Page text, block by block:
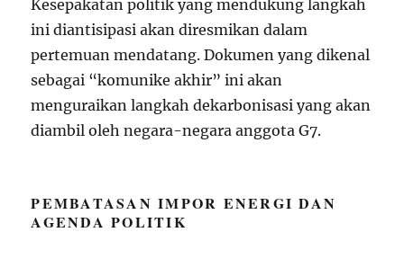
Kesepakatan politik yang mendukung langkah
ini diantisipasi akan diresmikan dalam
pertemuan mendatang. Dokumen yang dikenal
sebagai “komunike akhir” ini akan
menguraikan langkah dekarbonisasi yang akan
diambil oleh negara-negara anggota G7.
PEMBATASAN IMPOR ENERGI DAN
AGENDA POLITIK